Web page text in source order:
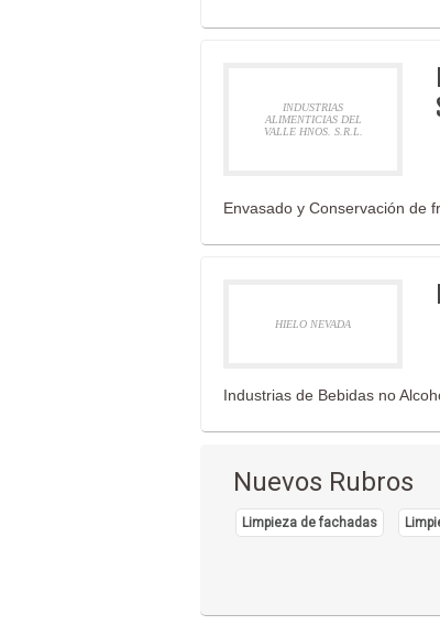
INDUSTRIAS
ALIMENTICIAS DEL
VALLE HNOS. S.R.L.
Envasado y Conservación de
HIELO NEVADA
Industrias de Bebidas no
Nuevos Rubros
Limpieza de fachadas